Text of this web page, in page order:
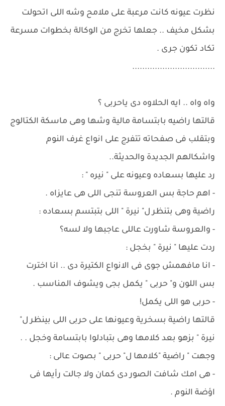
نظرت عيونه كانت مرعبة على ملامح وشه اللى اتحولت
بشكل مخيف .. جعلها تخرج من الوكالة بخطوات مسرعة
تكاد تكون جرى .
.................................
واه واه .. ايه الحلاوه دى ياحربى ؟
قالتها راضيه بابتسامة مالية وشها وهى ماسكة الكتالوج
وبتقلب فى صفحاته تتفرج على انواع غرف النوم
واشكالهم الجديدة والحديثة..
رد عليها بسعاده وعيونه على " نيره " :
- اهم حاجة بس العروسة تنجى اللى هى عايزاه .
راضية وهى بتنظر ل" نيرة " اللى بتبتسم بسعاده :
- والعروسة شاورت عاللى عاجبها ولا لسه؟
ردت عليها " نيرة " بخجل :
- انا مافهمش جوى فى الانواع الكتيرة دى .. انا اخترت
بس اللون و" حربى " يكمل بجى ويشوف المناسب .
- حربى هو اللى يكمل!
قالتها راضية بسخرية وعيونها على حربى اللى بينظر ل"
نيرة " بزهو بعد كلامها وهى بتبادلوا بابتسامة وخجل . .
وجهت " راضية "كلامها ل" حربى " بصوت عالى :
- هى امك شافت الصور دى كمان ولا جالت رأيها فى
اؤضة النوم .